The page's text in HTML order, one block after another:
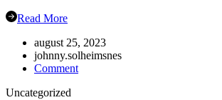
Read More
august 25, 2023
johnny.solheimsnes
Commenton
Uncategorized